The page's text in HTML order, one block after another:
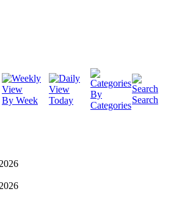
By Week Today
By
Categories
Search